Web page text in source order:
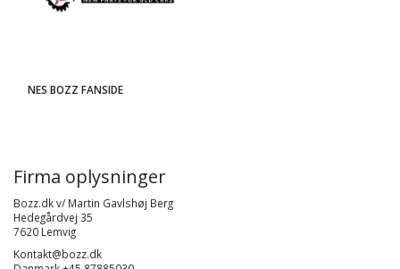
NES BOZZ FANSIDE
Firma oplysninger
Bozz.dk v/ Martin Gavlshøj Berg
Hedegårdvej 35
7620 Lemvig
Kontakt@bozz.dk